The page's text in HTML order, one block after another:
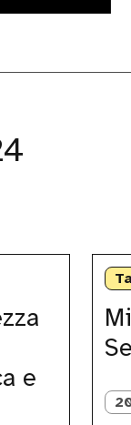
e
Servizi
Digitali
solo)